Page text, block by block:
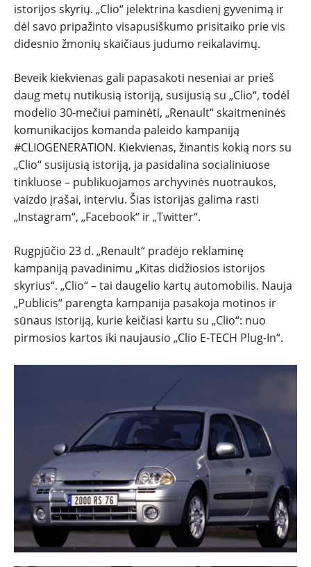
istorijos skyrių. „Clio“ įelektrina kasdienį gyvenimą ir
dėl savo pripažinto visapusiškumo prisitaiko prie vis
didesnio žmonių skaičiaus judumo reikalavimų.
Beveik kiekvienas gali papasakoti neseniai ar prieš
daug metų nutikusią istoriją, susijusią su „Clio“, todėl
modelio 30-mečiui paminėti, „Renault“ skaitmeninės
komunikacijos komanda paleido kampaniją
#CLIOGENERATION. Kiekvienas, žinantis kokią nors su
„Clio“ susijusią istoriją, ja pasidalina socialiniuose
tinkluose – publikuojamos archyvinės nuotraukos,
vaizdo įrašai, interviu. Šias istorijas galima rasti
„Instagram“, „Facebook“ ir „Twitter“.
Rugpjūčio 23 d. „Renault“ pradėjo reklaminę
kampaniją pavadinimu „Kitas didžiosios istorijos
skyrius“. „Clio“ – tai daugelio kartų automobilis. Nauja
„Publicis“ parengta kampanija pasakoja motinos ir
sūnaus istoriją, kurie keičiasi kartu su „Clio“: nuo
pirmosios kartos iki naujausio „Clio E-TECH Plug-In“.